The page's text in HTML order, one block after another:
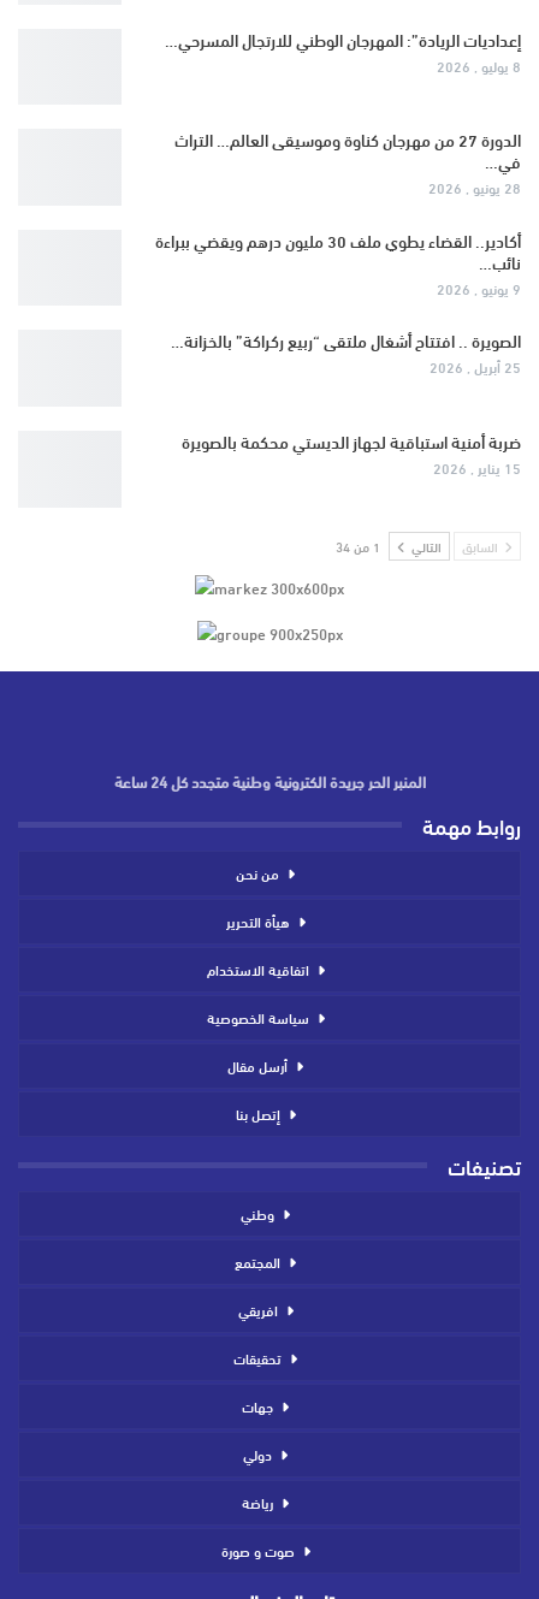
إعداديات الريادة”: المهرجان الوطني للارتجال المسرحي…
8 يوليو , 2026
الدورة 27 من مهرجان كناوة وموسيقى العالم… التراث
في…
28 يونيو , 2026
أكادير.. القضاء يطوي ملف 30 مليون درهم ويقضي ببراءة
نائب…
9 يونيو , 2026
الصويرة .. افتتاح أشغال ملتقى “ربيع ركراكة” بالخزانة…
25 أبريل , 2026
ضربة أمنية استباقية لجهاز الديستي محكمة بالصويرة
15 يناير , 2026
السابق التالي 1 من 34
المنبر الحر جريدة الكترونية وطنية متجدد كل 24 ساعة
روابط مهمة
من نحن
هيأة التحرير
اتفاقية الاستخدام
سياسة الخصوصية
أرسل مقال
إتصل بنا
تصنيفات
وطني
المجتمع
افريقي
تحقيقات
جهات
دولي
رياضة
صوت و صورة